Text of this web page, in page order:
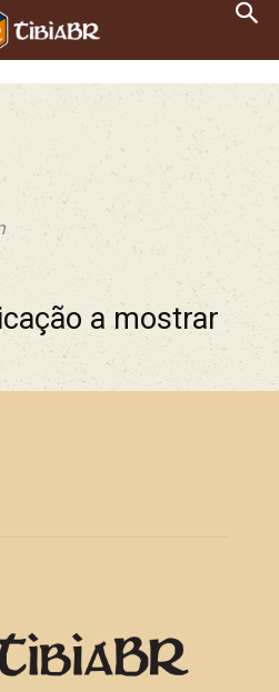
a mostrar